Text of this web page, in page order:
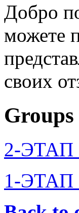
Добро
можете
своих
Groups
2-ЭТАП
1-ЭТАП